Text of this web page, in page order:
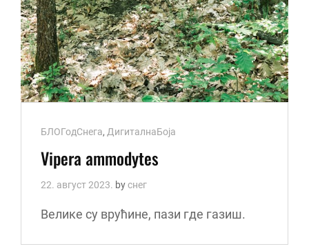
Cat
Links
БЛОГодСнега, ДигиталнаБоја
Vipera ammodytes
22. август 2023. byснег
Велике су врућине, пази где газиш.